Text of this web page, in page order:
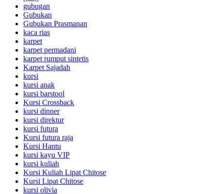
gubugan
Gubukan
Gubukan Prasmanan
kaca rias
karpet
karpet permadani
karpet rumput sintetis
Karpet Sajadah
kursi
kursi anak
kursi barstool
Kursi Crossback
kursi dinner
kursi direktur
kursi futura
Kursi futura raja
Kursi Hantu
kursi kayu VIP
kursi kuliah
Kursi Kuliah Lipat Chitose
Kursi Lipat Chitose
kursi olivia